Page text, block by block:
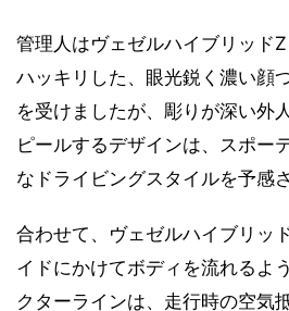
管理人はヴェゼルハイブリッド
ハッキリした、眼光鋭く濃い顔
を受けましたが、彫りが深い外
ピールするデザインは、スポー
なドライビングスタイルを予感
合わせて、ヴェゼルハイブリッ
イドにかけてボディを流れるよ
クターラインは、走行時の空気